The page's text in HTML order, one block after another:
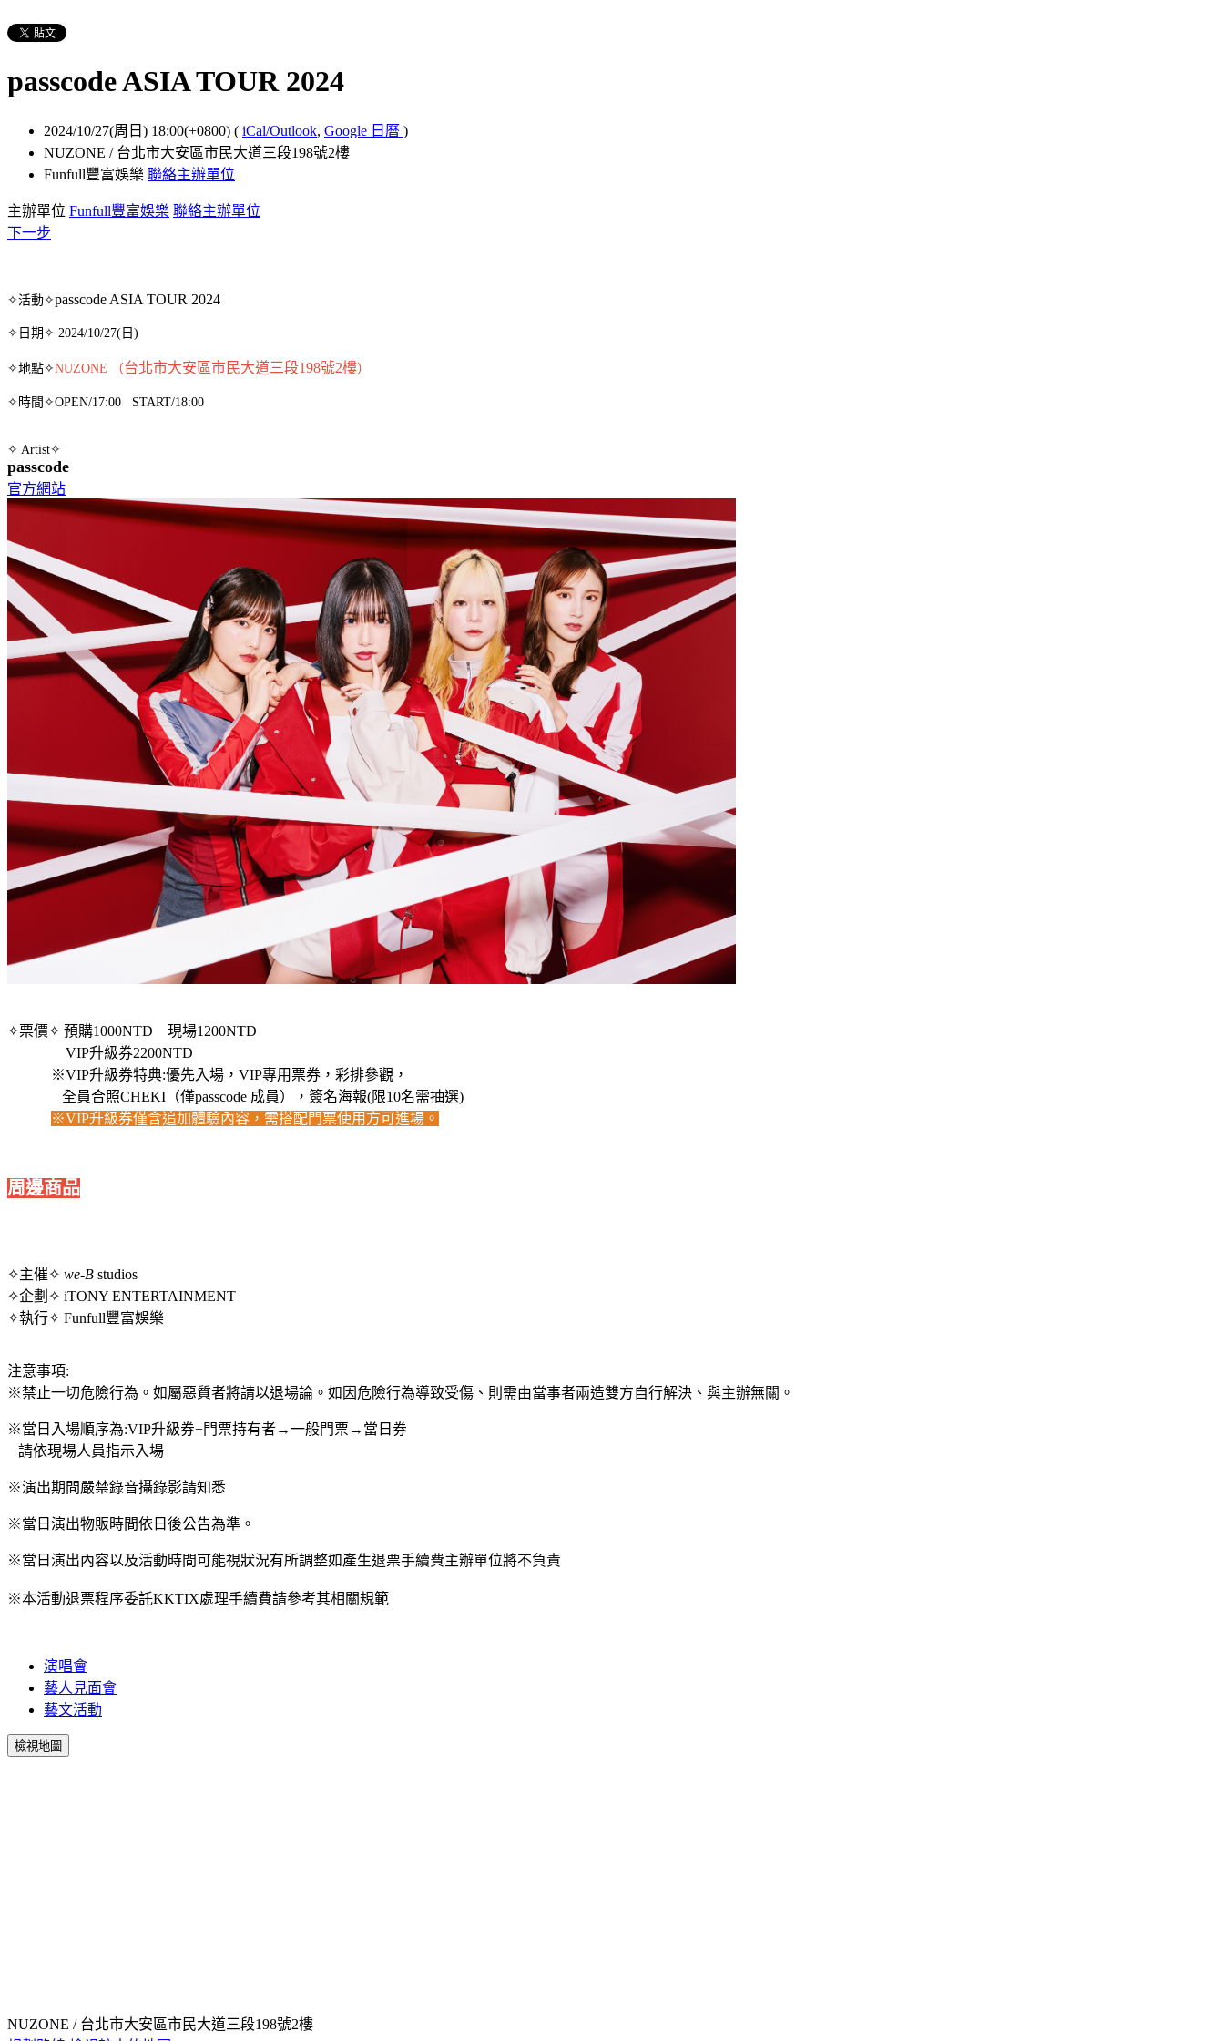
passcode ASIA TOUR 2024
2024/10/27(周日) 18:00(+0800) ( iCal/Outlook, Google 日曆 )
NUZONE / 台北市大安區市民大道三段198號2樓
Funfull豐富娛樂 聯絡主辦單位
主辦單位 Funfull豐富娛樂 聯絡主辦單位
下一步
✧活動✧passcode ASIA TOUR 2024
✧日期✧ 2024/10/27(日)
✧地點✧NUZONE （台北市大安區市民大道三段198號2樓）
✧時間✧OPEN/17:00 START/18:00
✧ Artist✧
passcode
官方網站
✧票價✧ 預購1000NTD 現場1200NTD
VIP升級券2200NTD
※VIP升級券特典:優先入場，VIP專用票券，彩排參觀，
全員合照CHEKI（僅passcode 成員），簽名海報(限10名需抽選)
※VIP升級券僅含追加體驗內容，需搭配門票使用方可進場。
周邊商品
✧主催✧ we-B studios
✧企劃✧ iTONY ENTERTAINMENT
✧執行✧ Funfull豐富娛樂
注意事項:
※禁止一切危險行為。如屬惡質者將請以退場論。如因危險行為導致受傷、則需由當事者兩造雙方自行解決、與主辦無關。
※當日入場順序為:VIP升級券+門票持有者→一般門票→當日券
請依現場人員指示入場
※演出期間嚴禁錄音攝錄影請知悉
※當日演出物販時間依日後公告為準。
※當日演出內容以及活動時間可能視狀況有所調整如產生退票手續費主辦單位將不負責
※本活動退票程序委託KKTIX處理手續費請參考其相關規範
演唱會
藝人見面會
藝文活動
檢視地圖
NUZONE / 台北市大安區市民大道三段198號2樓